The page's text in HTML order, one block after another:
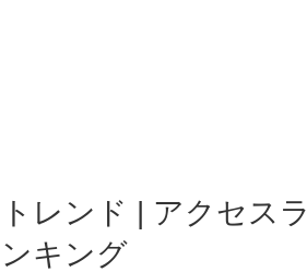
トレンド | アクセスラ
ンキング